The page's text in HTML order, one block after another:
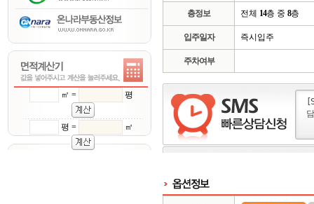
㎡ = 평
평 = ㎡
층정보 전체 14층 중 8층
입주일자 즉시입주
주차여부